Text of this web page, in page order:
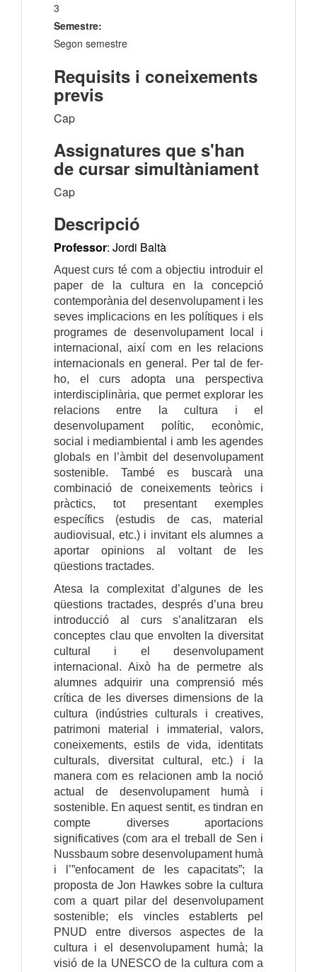
3
Semestre:
Segon semestre
Requisits i coneixements
previs
Cap
Assignatures que s'han
de cursar simultàniament
Cap
Descripció
Professor: Jordi Baltà
Aquest curs té com a objectiu introduir el
paper de la cultura en la concepció
contemporània del desenvolupament i les
seves implicacions en les polítiques i els
programes de desenvolupament local i
internacional, així com en les relacions
internacionals en general. Per tal de fer-
ho, el curs adopta una perspectiva
interdisciplinària, que permet explorar les
relacions entre la cultura i el
desenvolupament polític, econòmic,
social i mediambiental i amb les agendes
globals en l’àmbit del desenvolupament
sostenible. També es buscarà una
combinació de coneixements teòrics i
pràctics, tot presentant exemples
específics (estudis de cas, material
audiovisual, etc.) i invitant els alumnes a
aportar opinions al voltant de les
qüestions tractades.
Atesa la complexitat d’algunes de les
qüestions tractades, després d’una breu
introducció al curs s’analitzaran els
conceptes clau que envolten la diversitat
cultural i el desenvolupament
internacional. Això ha de permetre als
alumnes adquirir una comprensió més
crítica de les diverses dimensions de la
cultura (indústries culturals i creatives,
patrimoni material i immaterial, valors,
coneixements, estils de vida, identitats
culturals, diversitat cultural, etc.) i la
manera com es relacionen amb la noció
actual de desenvolupament humà i
sostenible. En aquest sentit, es tindran en
compte diverses aportacions
significatives (com ara el treball de Sen i
Nussbaum sobre desenvolupament humà
i l’”enfocament de les capacitats”; la
proposta de Jon Hawkes sobre la cultura
com a quart pilar del desenvolupament
sostenible; els vincles establerts pel
PNUD entre diversos aspectes de la
cultura i el desenvolupament humà; la
visió de la UNESCO de la cultura com a